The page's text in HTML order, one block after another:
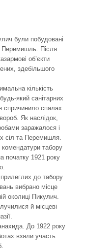
були побудовані
Перемишль. Після
об’єкти
здебільшого
кількість
який санітарних
спричинило спалах
Як наслідок,
заражалося і
сіл та Перемишля.
табору
початку 1921 року
до табору
вибрано місце
околиці Пикулич.
й місцеві
До 1922 року
взяли участь